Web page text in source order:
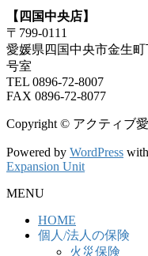
【四国中央店】
〒799-0111
愛媛県四国中央市金生
号室
TEL 0896-72-8007
FAX 0896-72-8077
Copyright © アクティブ
Powered by WordPress with
Expansion Unit
MENU
HOME
個人/法人の保険
火災保険